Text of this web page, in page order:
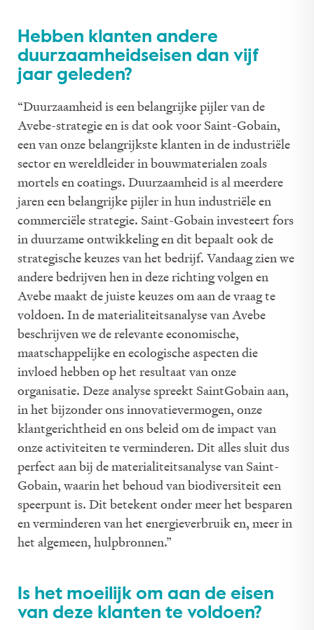
Hebben klanten andere
duurzaamheidseisen dan vijf
jaar geleden?
“Duurzaamheid is een belangrijke pijler van de
Avebe-strategie en is dat ook voor Saint-Gobain,
een van onze belangrijkste klanten in de industriële
sector en wereldleider in bouwmaterialen zoals
mortels en coatings. Duurzaamheid is al meerdere
jaren een belangrijke pijler in hun industriële en
commerciële strategie. Saint-Gobain investeert fors
in duurzame ontwikkeling en dit bepaalt ook de
strategische keuzes van het bedrijf. Vandaag zien we
andere bedrijven hen in deze richting volgen en
Avebe maakt de juiste keuzes om aan de vraag te
voldoen. In de materialiteitsanalyse van Avebe
beschrijven we de relevante economische,
maatschappelijke en ecologische aspecten die
invloed hebben op het resultaat van onze
organisatie. Deze analyse spreekt Saint­Gobain aan,
in het bijzonder ons innovatievermogen, onze
klantgerichtheid en ons beleid om de impact van
onze activiteiten te verminderen. Dit alles sluit dus
perfect aan bij de materialiteitsanalyse van Saint­
Gobain, waarin het behoud van biodiversiteit een
speerpunt is. Dit betekent onder meer het besparen
en verminderen van het energieverbruik en, meer in
het algemeen, hulpbronnen.”
Is het moeilijk om aan de eisen
van deze klanten te voldoen?